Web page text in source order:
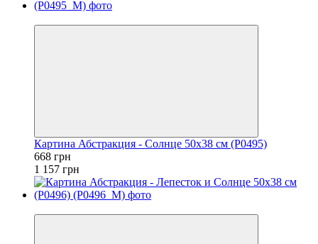
Картина Абстракция - Солнце 50x38 см (P0495)
668 грн
1 157 грн